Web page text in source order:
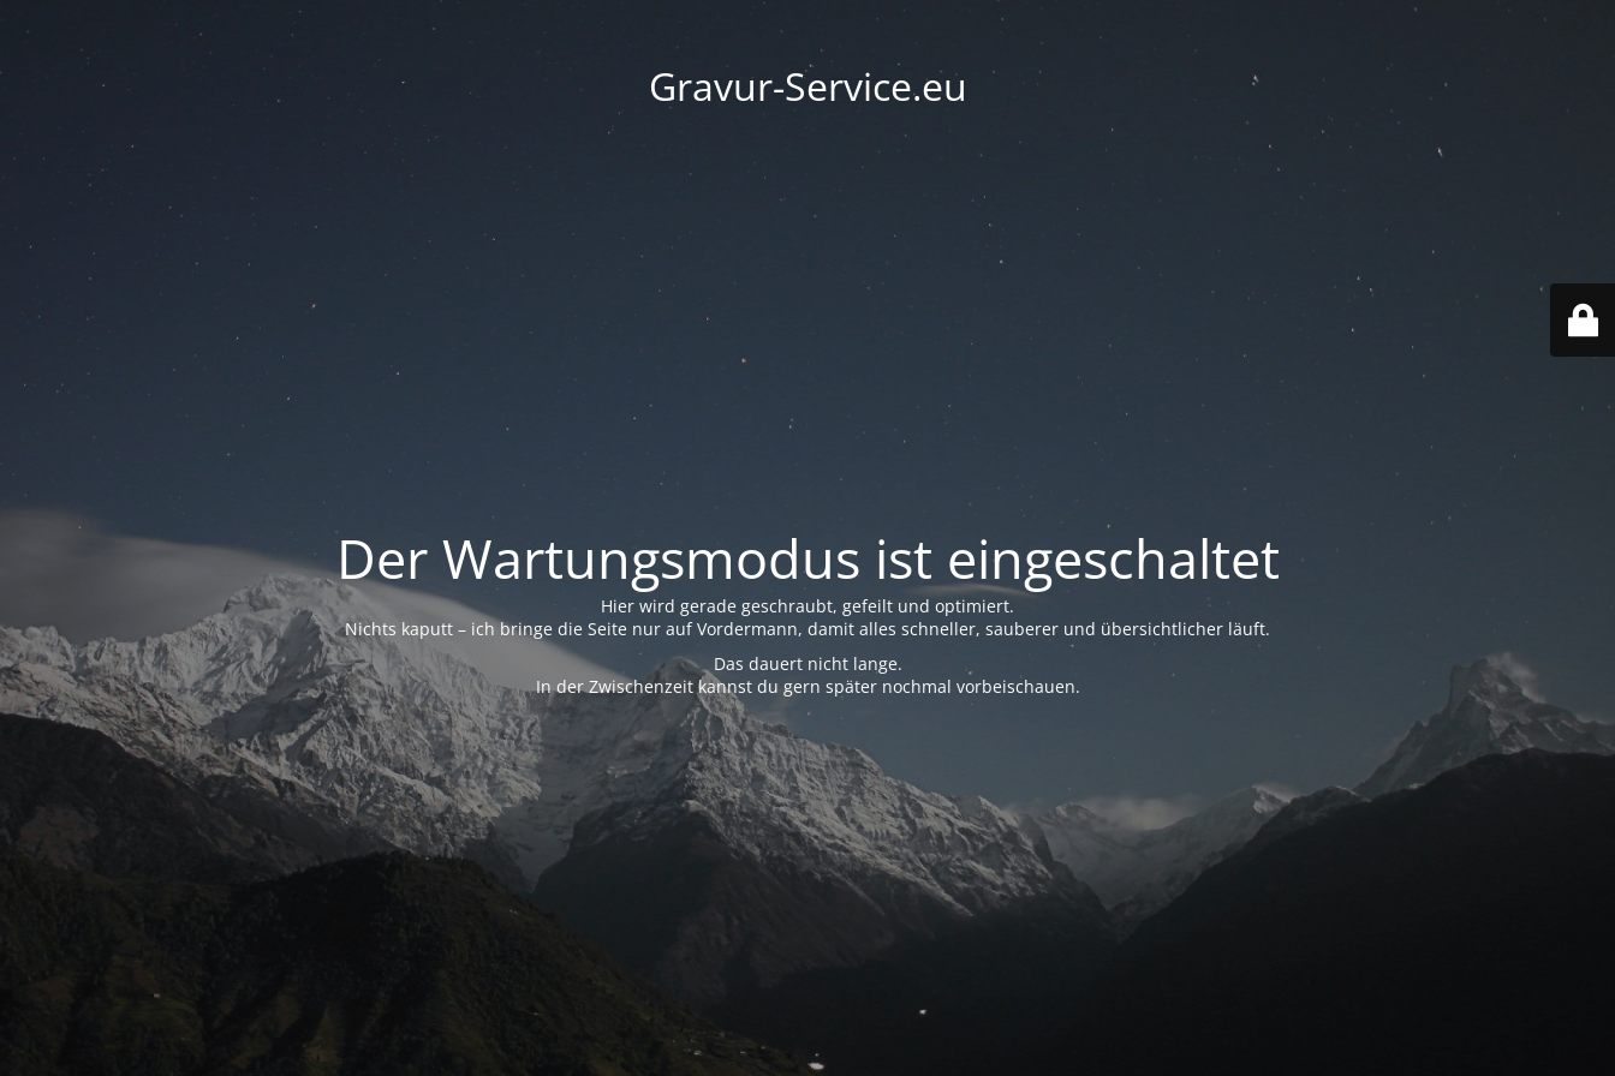
Gravur-Service.eu
Der Wartungsmodus ist eingeschaltet
Hier wird gerade geschraubt, gefeilt und optimiert.
Nichts kaputt – ich bringe die Seite nur auf Vordermann, damit alles schneller, sauberer und übersichtlicher läuft.
Das dauert nicht lange.
In der Zwischenzeit kannst du gern später nochmal vorbeischauen.